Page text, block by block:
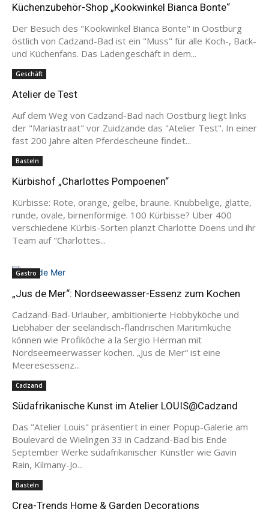
Küchenzubehör-Shop „Kookwinkel Bianca Bonte“
Der Besuch des "Kookwinkel Bianca Bonte" in Oostburg
östlich von Cadzand-Bad ist ein "Muss" für alle Koch-, Back-
und Küchenfans. Das Ladengeschäft in dem...
Geschäft
Atelier de Test
Auf dem Weg von Cadzand-Bad nach Oostburg liegt links
der "Mariastraat" vor Zuidzande das "Atelier Test". In einer
fast 200 Jahre alten Pferdescheune findet...
Basteln
Kürbishof „Charlottes Pompoenen“
Kürbisse: Rote, orange, gelbe, braune. Knubbelige, glatte,
runde, ovale, birnenförmige. 100 Kürbisse? Über 400
verschiedene Kürbis-Sorten planzt Charlotte Doens und ihr
Team auf "Charlottes...
Gastro
„Jus de Mer“: Nordseewasser-Essenz zum Kochen
Cadzand-Bad-Urlauber, ambitionierte Hobbyköche und
Liebhaber der seeländisch-flandrischen Maritimküche
können wie Profiköche a la Sergio Herman mit
Nordseemeerwasser kochen. „Jus de Mer“ ist eine
Meeresessenz...
Cadzand
Südafrikanische Kunst im Atelier LOUIS@Cadzand
Das "Atelier Louis" präsentiert in einer Popup-Galerie am
Boulevard de Wielingen 33 in Cadzand-Bad bis Ende
September Werke südafrikanischer Künstler wie Gavin
Rain, Kilmany-Jo...
Basteln
Crea-Trends Home & Garden Decorations